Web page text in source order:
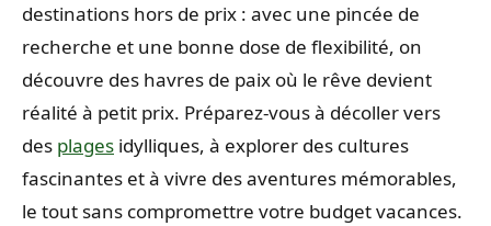
destinations hors de prix : avec une pincée de
recherche et une bonne dose de flexibilité, on
découvre des havres de paix où le rêve devient
réalité à petit prix. Préparez-vous à décoller vers
des plages idylliques, à explorer des cultures
fascinantes et à vivre des aventures mémorables,
le tout sans compromettre votre budget vacances.